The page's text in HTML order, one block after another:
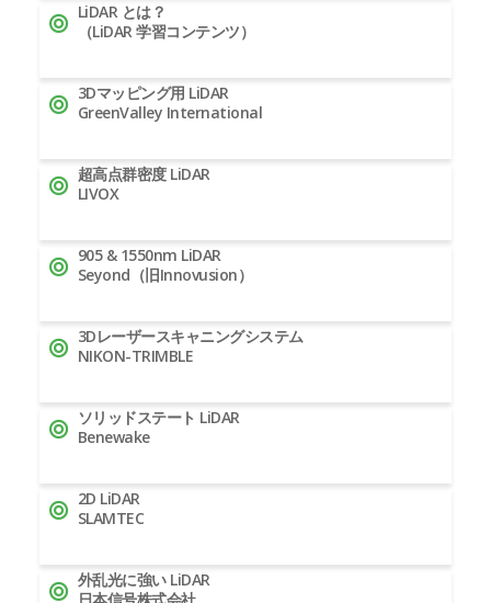
LiDAR とは？
（LiDAR 学習コンテンツ）
3Dマッピング用 LiDAR
GreenValley International
超高点群密度 LiDAR
LIVOX
905 & 1550nm LiDAR
Seyond（旧Innovusion）
3Dレーザースキャニングシステム
NIKON-TRIMBLE
ソリッドステート LiDAR
Benewake
2D LiDAR
SLAMTEC
外乱光に強い LiDAR